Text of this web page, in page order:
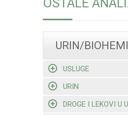
OSTALE
URIN/
USLUGE
URIN
DROGE I LEKOVI U